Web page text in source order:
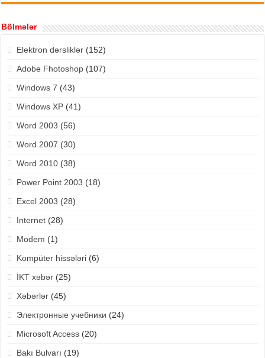
Bölmələr
Elektron dərsliklər(152)
Adobe Fhotoshop(107)
Windows 7 (43)
Windows XP(41)
Word 2003 (56)
Word 2007 (30)
Word 2010(38)
Power Point 2003 (18)
Excel 2003 (28)
Internet(28)
Modem (1)
Kompüter hissələri(6)
İKT xəbər(25)
Xəbərlər(45)
Электронные учебники (24)
Microsoft Access(20)
Bakı Bulvarı (19)